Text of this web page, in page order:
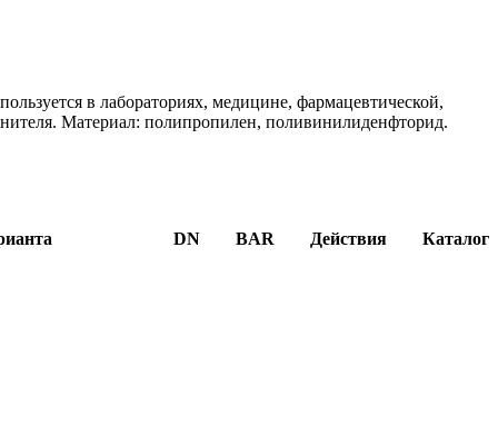
в лабораториях, медицине, фармацевтической,
Материал: полипропилен, поливинилиденфторид.
DN BAR Действия Каталог